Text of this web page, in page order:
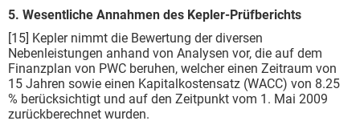
5. Wesentliche Annahmen des Kepler-Prüfberichts
[15] Kepler nimmt die Bewertung der diversen
Nebenleistungen anhand von Analysen vor, die auf dem
Finanzplan von PWC beruhen, welcher einen Zeitraum von
15 Jahren sowie einen Kapital­kostensatz (WACC) von 8.25
% berücksichtigt und auf den Zeitpunkt vom 1. Mai 2009
zurück­berechnet wurden.